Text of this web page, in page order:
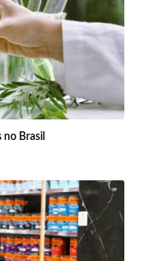
Brasil